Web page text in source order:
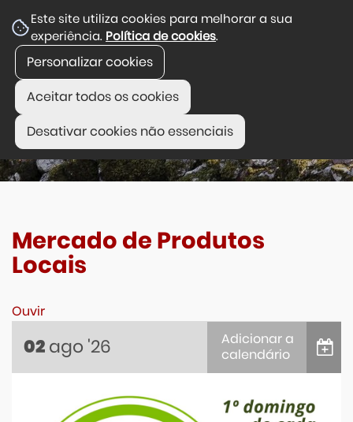
Este site utiliza cookies para melhorar a sua
experiência. Política de cookies.
Personalizar cookies
Aceitar todos os cookies
Desativar cookies não essenciais
Mercado de Produtos
Locais
Ouvir
02 ago '26
Adicionar a
calendário
Google Calendar